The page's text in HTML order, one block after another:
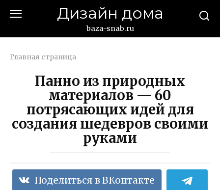
Дизайн дома
baza-snab.ru
Главная страница
Панно из природных
материалов — 60
потрясающих идей для
создания шедевров своими
руками
Поделиться в ВКонтакте